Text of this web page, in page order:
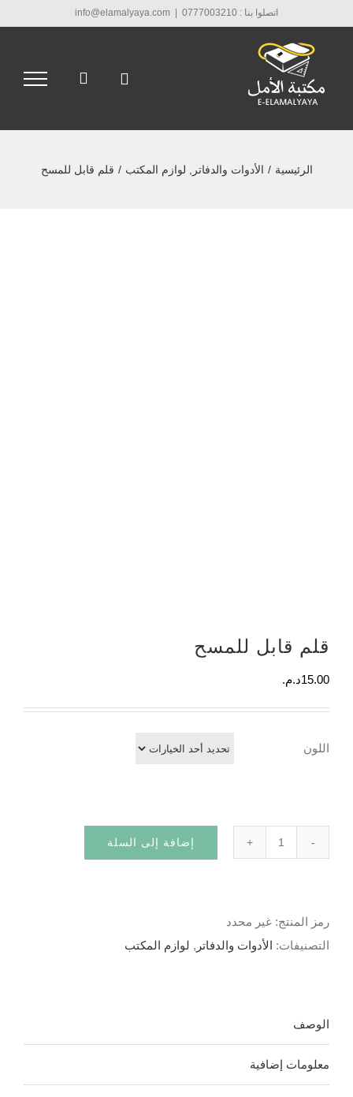
اتصلوا بنا : 0777003210 info@elamalyaya.com
الرئيسية / الأدوات والدفاتر , لوازم المكتب / قلم قابل للمسح
قلم قابل للمسح
15.00د.م.
اللون
للمسح
إضافة إلى السلة
رمز المنتج: غير محدد
التصنيفات: الأدوات والدفاتر , لوازم المكتب
الوصف
معلومات إضافية